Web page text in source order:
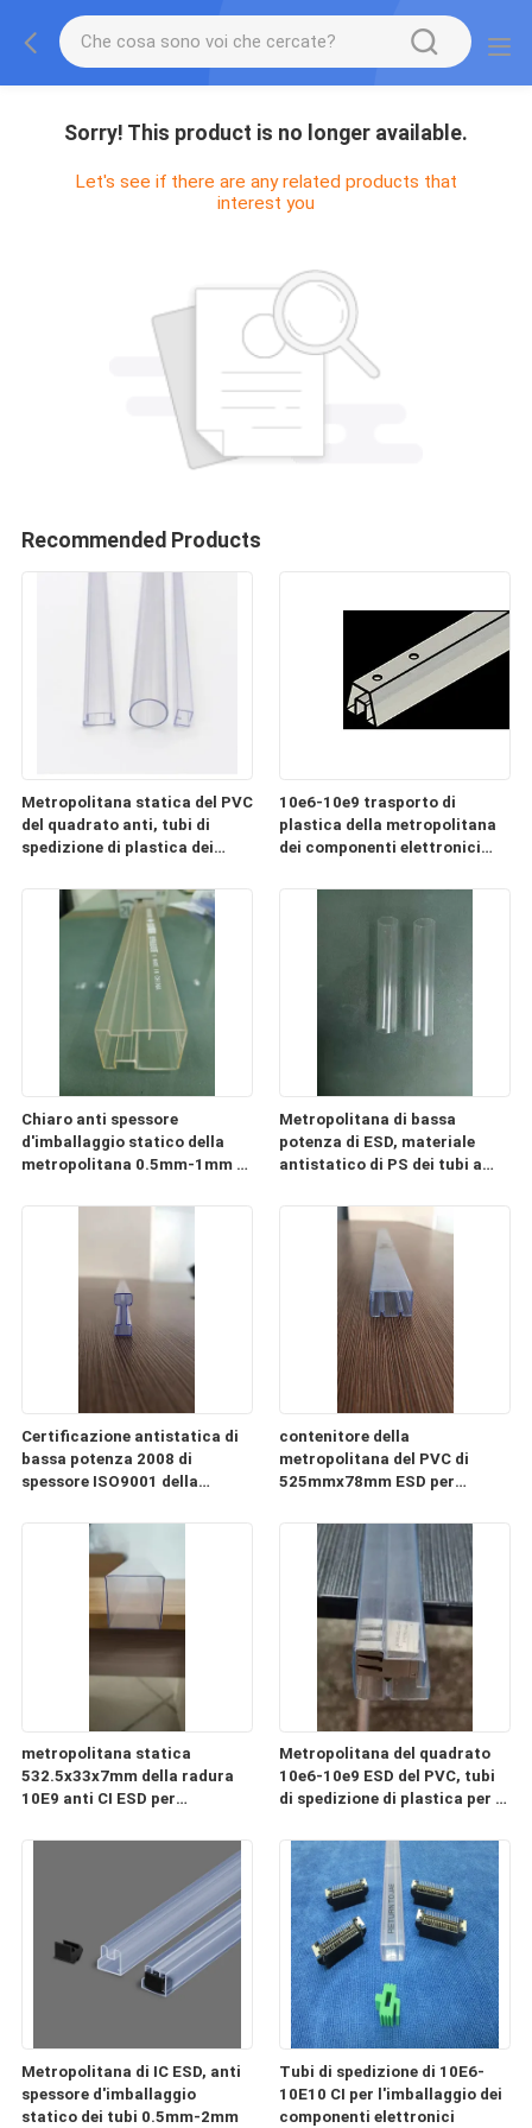
Sorry! This product is no longer available.
Let's see if there are any related products that
interest you
Recommended Products
Metropolitana statica del PVC
del quadrato anti, tubi di
spedizione di plastica dei
10e6-10e9 trasporto di
plastica della metropolitana
dei componenti elettronici
Chiaro anti spessore
d'imballaggio statico della
metropolitana 0.5mm-1mm di
metropolitana
Metropolitana di bassa
potenza di ESD, materiale
antistatico di PS dei tubi a
Certificazione antistatica di
bassa potenza 2008 di
spessore ISO9001 della
contenitore della
metropolitana del PVC di
525mmx78mm ESD per
alimentazione
metropolitana statica
532.5x33x7mm della radura
10E9 anti CI ESD per
Metropolitana del quadrato
10e6-10e9 ESD del PVC, tubi
di spedizione di plastica per i
Metropolitana di IC ESD, anti
spessore d'imballaggio
statico dei tubi 0.5mm-2mm
Tubi di spedizione di 10E6-
10E10 CI per l'imballaggio dei
componenti elettronici